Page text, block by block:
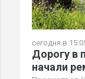
сегодня в
Дорогу в
начали